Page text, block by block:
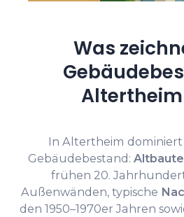
Was
In Altertheim
Gebäudebestand:
frühen 20.
Außenwänden, typische
den 1950–1970er Jahren